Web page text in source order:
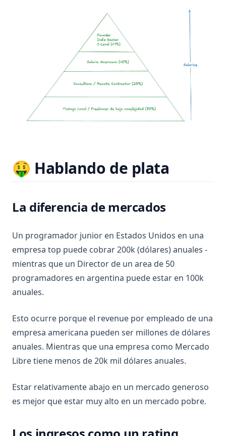
🤑 Hablando de plata
La diferencia de mercados
Un programador junior en Estados Unidos en una
empresa top puede cobrar 200k (dólares) anuales -
mientras que un Director de un area de 50
programadores en argentina puede estar en 100k
anuales.
Esto ocurre porque el revenue por empleado de una
empresa americana pueden ser millones de dólares
anuales. Mientras que una empresa como Mercado
Libre tiene menos de 20k mil dólares anuales.
Estar relativamente abajo en un mercado generoso
es mejor que estar muy alto en un mercado pobre.